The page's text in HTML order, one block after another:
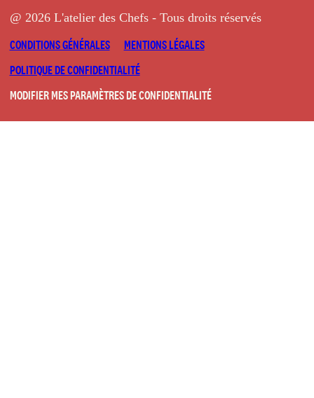
@ 2026 L'atelier des Chefs - Tous droits réservés
CONDITIONS GÉNÉRALES
MENTIONS LÉGALES
POLITIQUE DE CONFIDENTIALITÉ
MODIFIER MES PARAMÈTRES DE CONFIDENTIALITÉ